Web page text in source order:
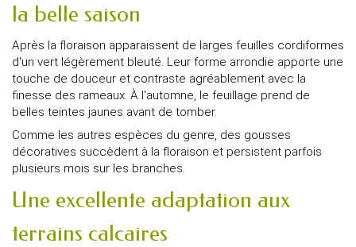
la belle saison
Après la floraison apparaissent de larges feuilles cordiformes
d'un vert légèrement bleuté. Leur forme arrondie apporte une
touche de douceur et contraste agréablement avec la
finesse des rameaux. À l'automne, le feuillage prend de
belles teintes jaunes avant de tomber.
Comme les autres espèces du genre, des gousses
décoratives succèdent à la floraison et persistent parfois
plusieurs mois sur les branches.
Une excellente adaptation aux
terrains calcaires